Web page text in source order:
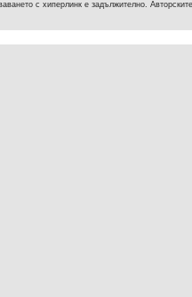
с хиперлинк е задължително.